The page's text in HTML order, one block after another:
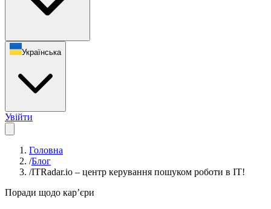
Українська
Увійти
Головна
/Блог
/ITRadar.io – центр керування пошуком роботи в IT!
Поради щодо кар’єри